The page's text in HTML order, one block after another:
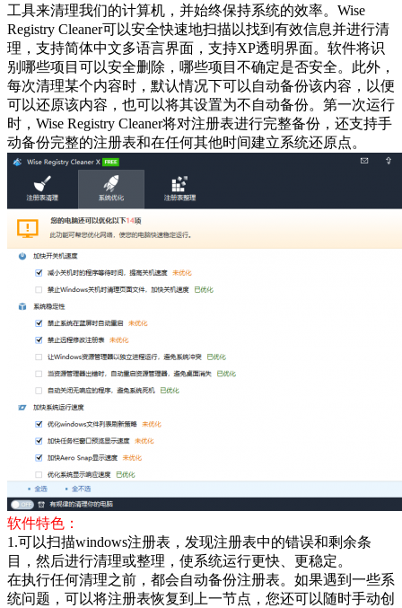
工具来清理我们的计算机，并始终保持系统的效率。Wise
Registry Cleaner可以安全快速地扫描以找到有效信息并进行清
理，支持简体中文多语言界面，支持XP透明界面。软件将识
别哪些项目可以安全删除，哪些项目不确定是否安全。此外，
每次清理某个内容时，默认情况下可以自动备份该内容，以便
可以还原该内容，也可以将其设置为不自动备份。第一次运行
时，Wise Registry Cleaner将对注册表进行完整备份，还支持手
动备份完整的注册表和在任何其他时间建立系统还原点。
软件特色：
1.可以扫描windows注册表，发现注册表中的错误和剩余条
目，然后进行清理或整理，使系统运行更快、更稳定。
在执行任何清理之前，都会自动备份注册表。如果遇到一些系
统问题，可以将注册表恢复到上一节点，您还可以随时手动创